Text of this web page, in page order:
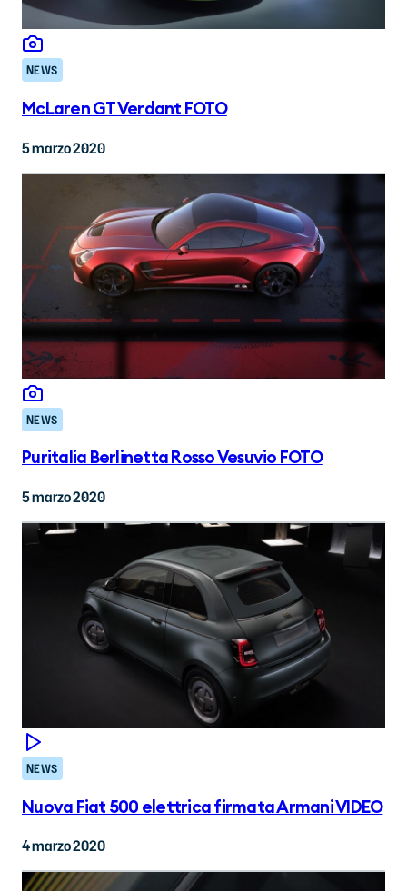
NEWS
McLaren GT Verdant FOTO
5 marzo 2020
NEWS
Puritalia Berlinetta Rosso Vesuvio FOTO
5 marzo 2020
NEWS
Nuova Fiat 500 elettrica firmata Armani VIDEO
4 marzo 2020